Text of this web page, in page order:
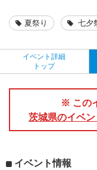
夏祭り 七夕
イベント詳細
トップ
※ この
茨城県のイベン
イベント情報